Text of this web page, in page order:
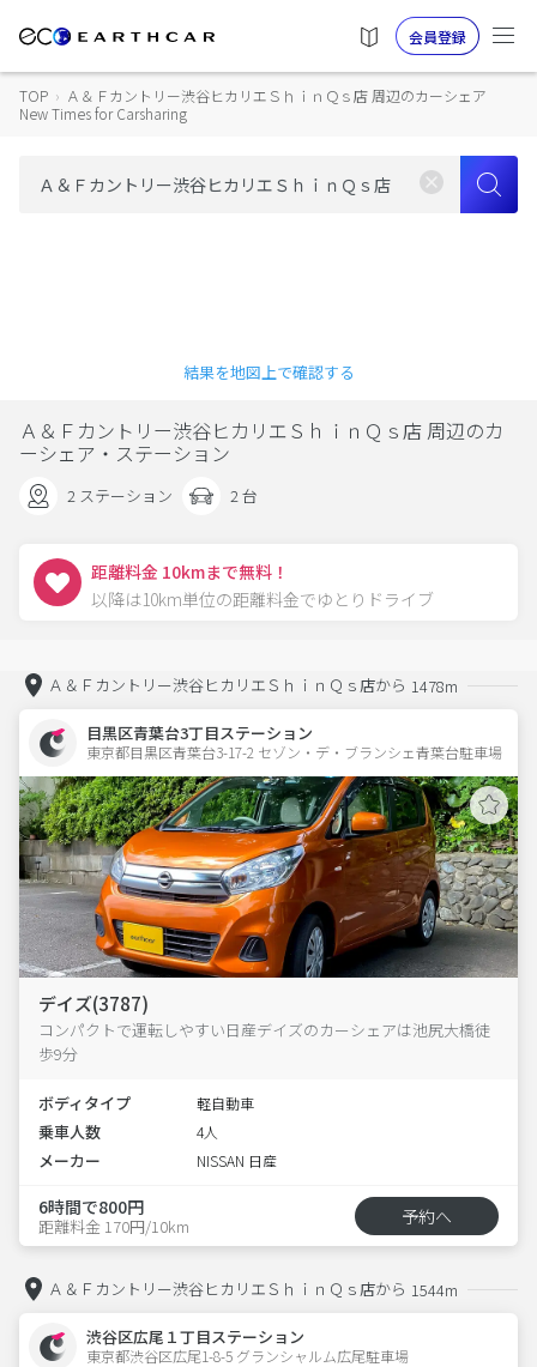
会員登録
TOP › Ａ＆Ｆカントリー渋谷ヒカリエＳｈｉｎＱｓ店 周辺のカーシェア
New Times for Carsharing
結果を地図上で確認する
Ａ＆Ｆカントリー渋谷ヒカリエＳｈｉｎＱｓ店 周辺のカ
ーシェア・ステーション
2 ステーション 2 台
距離料金 10kmまで無料！
以降は10km単位の距離料金でゆとりドライブ
Ａ＆Ｆカントリー渋谷ヒカリエＳｈｉｎＱｓ店から 1478m
目黒区青葉台3丁目ステーション
東京都目黒区青葉台3-17-2 セゾン・デ・ブランシェ青葉台駐車場
デイズ(3787)
コンパクトで運転しやすい日産デイズのカーシェアは池尻大橋徒
歩9分
ボディタイプ 軽自動車
乗車人数 4人
メーカー NISSAN 日産
6時間で800円
距離料金 170円/10km 予約へ
Ａ＆Ｆカントリー渋谷ヒカリエＳｈｉｎＱｓ店から 1544m
渋谷区広尾１丁目ステーション
東京都渋谷区広尾1-8-5 グランシャルム広尾駐車場